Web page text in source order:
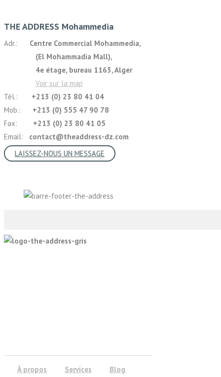
THE ADDRESS Mohammedia
Adr.: Centre Commercial Mohammedia,
(El Mohammadia Mall),
4e étage, bureau 1163, Alger
Voir sur la map
Tél.:
+213 (0) 23 80 41 04
Mob.: +213 (0) 555 47 90 78
Fax: +213 (0) 23 80 41 05
Email: contact@theaddress-dz.com
LAISSEZ-NOUS UN MESSAGE
À propos Services Blog